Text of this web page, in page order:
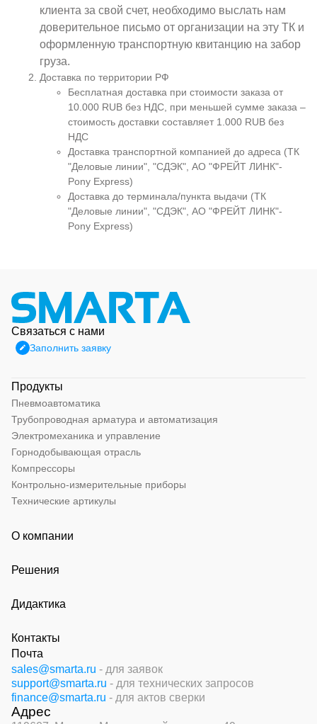
клиента за свой счет, необходимо выслать нам
доверительное письмо от организации на эту ТК и
оформленную транспортную квитанцию на забор
груза.
Доставка по территории РФ
Бесплатная доставка при стоимости заказа от
10.000 RUB без НДС, при меньшей сумме заказа –
стоимость доставки составляет 1.000 RUB без
НДС
Доставка транспортной компанией до адреса (ТК
"Деловые линии", "СДЭК", АО "ФРЕЙТ ЛИНК"-
Pony Express)
Доставка до терминала/пункта выдачи (ТК
"Деловые линии", "СДЭК", АО "ФРЕЙТ ЛИНК"-
Pony Express)
Связаться с нами
Заполнить заявку
Продукты
Пневмоавтоматика
Трубопроводная арматура и автоматизация
Электромеханика и управление
Горнодобывающая отрасль
Компрессоры
Контрольно-измерительные приборы
Технические артикулы
О компании
Решения
Дидактика
Контакты
Почта
sales@smarta.ru - для заявок
support@smarta.ru - для технических запросов
finance@smarta.ru - для актов сверки
Адрес